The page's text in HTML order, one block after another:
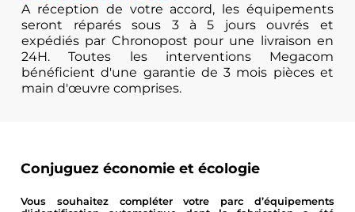
A réception de votre accord, les équipements
seront réparés sous 3 à 5 jours ouvrés et
expédiés par Chronopost pour une livraison en
24H. Toutes les interventions Megacom
bénéficient d'une garantie de 3 mois pièces et
main d'œuvre comprises.
Conjuguez économie et écologie
Vous souhaitez compléter votre parc d’équipements